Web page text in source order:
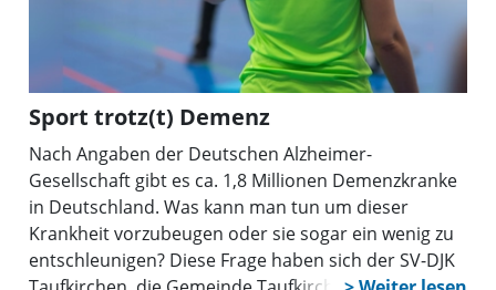
Sport trotz(t) Demenz
Nach Angaben der Deutschen Alzheimer-
Gesellschaft gibt es ca. 1,8 Millionen Demenzkranke
in Deutschland. Was kann man tun um dieser
Krankheit vorzubeugen oder sie sogar ein wenig zu
entschleunigen? Diese Frage haben sich der SV-DJK